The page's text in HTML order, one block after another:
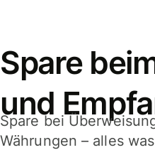
Spare
und
Spare bei
Währungen – alles